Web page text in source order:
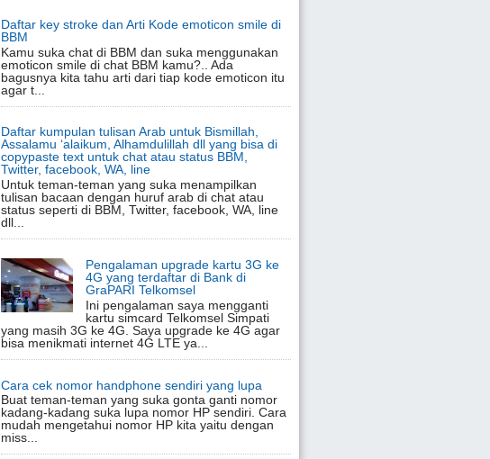
Daftar key stroke dan Arti Kode emoticon smile di
BBM
Kamu suka chat di BBM dan suka menggunakan
emoticon smile di chat BBM kamu?.. Ada
bagusnya kita tahu arti dari tiap kode emoticon itu
agar t...
Daftar kumpulan tulisan Arab untuk Bismillah,
Assalamu ‘alaikum, Alhamdulillah dll yang bisa di
copypaste text untuk chat atau status BBM,
Twitter, facebook, WA, line
Untuk teman-teman yang suka menampilkan
tulisan bacaan dengan huruf arab di chat atau
status seperti di BBM, Twitter, facebook, WA, line
dll...
Pengalaman upgrade kartu 3G ke
4G yang terdaftar di Bank di
GraPARI Telkomsel
Ini pengalaman saya mengganti
kartu simcard Telkomsel Simpati
yang masih 3G ke 4G. Saya upgrade ke 4G agar
bisa menikmati internet 4G LTE ya...
Cara cek nomor handphone sendiri yang lupa
Buat teman-teman yang suka gonta ganti nomor
kadang-kadang suka lupa nomor HP sendiri. Cara
mudah mengetahui nomor HP kita yaitu dengan
miss...